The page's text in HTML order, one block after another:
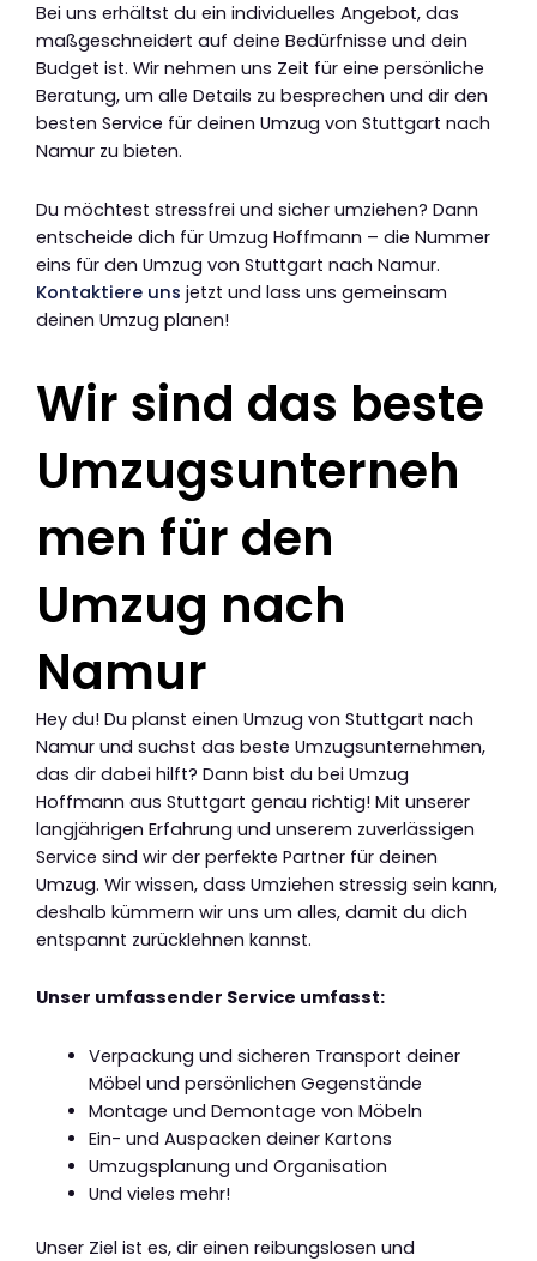
Bei uns erhältst du ein individuelles Angebot, das
maßgeschneidert auf deine Bedürfnisse und dein
Budget ist. Wir nehmen uns Zeit für eine persönliche
Beratung, um alle Details zu besprechen und dir den
besten Service für deinen Umzug von Stuttgart nach
Namur zu bieten.
Du möchtest stressfrei und sicher umziehen? Dann
entscheide dich für Umzug Hoffmann – die Nummer
eins für den Umzug von Stuttgart nach Namur.
Kontaktiere uns jetzt und lass uns gemeinsam
deinen Umzug planen!
Wir sind das beste
Umzugsunterneh
men für den
Umzug nach
Namur
Hey du! Du planst einen Umzug von Stuttgart nach
Namur und suchst das beste Umzugsunternehmen,
das dir dabei hilft? Dann bist du bei Umzug
Hoffmann aus Stuttgart genau richtig! Mit unserer
langjährigen Erfahrung und unserem zuverlässigen
Service sind wir der perfekte Partner für deinen
Umzug. Wir wissen, dass Umziehen stressig sein kann,
deshalb kümmern wir uns um alles, damit du dich
entspannt zurücklehnen kannst.
Unser umfassender Service umfasst:
Verpackung und sicheren Transport deiner
Möbel und persönlichen Gegenstände
Montage und Demontage von Möbeln
Ein- und Auspacken deiner Kartons
Umzugsplanung und Organisation
Und vieles mehr!
Unser Ziel ist es, dir einen reibungslosen und